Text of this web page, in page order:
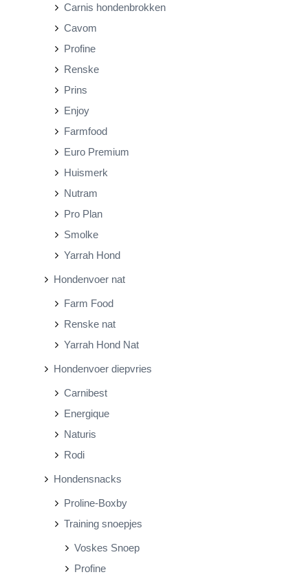
Carnis hondenbrokken
Cavom
Profine
Renske
Prins
Enjoy
Farmfood
Euro Premium
Huismerk
Nutram
Pro Plan
Smolke
Yarrah Hond
Hondenvoer nat
Farm Food
Renske nat
Yarrah Hond Nat
Hondenvoer diepvries
Carnibest
Energique
Naturis
Rodi
Hondensnacks
Proline-Boxby
Training snoepjes
Voskes Snoep
Profine